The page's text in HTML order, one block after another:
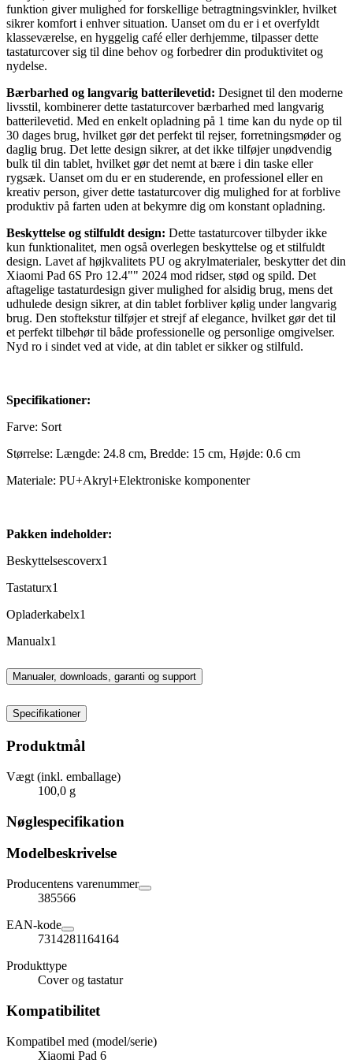
funktion giver mulighed for forskellige betragtningsvinkler, hvilket
sikrer komfort i enhver situation. Uanset om du er i et overfyldt
klasseværelse, en hyggelig café eller derhjemme, tilpasser dette
tastaturcover sig til dine behov og forbedrer din produktivitet og
nydelse.
Bærbarhed og langvarig batterilevetid: Designet til den moderne
livsstil, kombinerer dette tastaturcover bærbarhed med langvarig
batterilevetid. Med en enkelt opladning på 1 time kan du nyde op til
30 dages brug, hvilket gør det perfekt til rejser, forretningsmøder og
daglig brug. Det lette design sikrer, at det ikke tilføjer unødvendig
bulk til din tablet, hvilket gør det nemt at bære i din taske eller
rygsæk. Uanset om du er en studerende, en professionel eller en
kreativ person, giver dette tastaturcover dig mulighed for at forblive
produktiv på farten uden at bekymre dig om konstant opladning.
Beskyttelse og stilfuldt design: Dette tastaturcover tilbyder ikke
kun funktionalitet, men også overlegen beskyttelse og et stilfuldt
design. Lavet af højkvalitets PU og akrylmaterialer, beskytter det din
Xiaomi Pad 6S Pro 12.4"" 2024 mod ridser, stød og spild. Det
aftagelige tastaturdesign giver mulighed for alsidig brug, mens det
udhulede design sikrer, at din tablet forbliver kølig under langvarig
brug. Den stoftekstur tilføjer et strejf af elegance, hvilket gør det til
et perfekt tilbehør til både professionelle og personlige omgivelser.
Nyd ro i sindet ved at vide, at din tablet er sikker og stilfuld.
Specifikationer:
Farve: Sort
Størrelse: Længde: 24.8 cm, Bredde: 15 cm, Højde: 0.6 cm
Materiale: PU+Akryl+Elektroniske komponenter
Pakken indeholder:
Beskyttelsescoverx1
Tastaturx1
Opladerkabelx1
Manualx1
Manualer, downloads, garanti og support
Specifikationer
Produktmål
Vægt (inkl. emballage)
100,0 g
Nøglespecifikation
Modelbeskrivelse
Producentens varenummer
385566
EAN-kode
7314281164164
Produkttype
Cover og tastatur
Kompatibilitet
Kompatibel med (model/serie)
Xiaomi Pad 6